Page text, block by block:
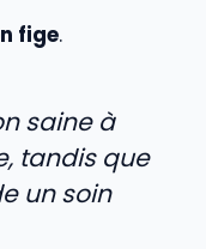
fige.
saine à
tandis que
un soin